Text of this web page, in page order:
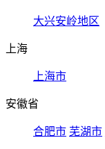
大兴安岭地区
上海
上海市
安徽省
合肥市 芜湖市